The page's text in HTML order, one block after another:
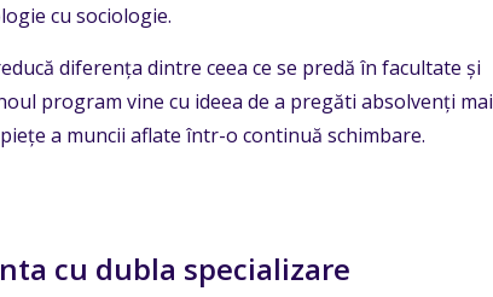
cu sociologie.
diferența dintre ceea ce se predă în facultate și
program vine cu ideea de a pregăti absolvenți mai
a muncii aflate într-o continuă schimbare.
cu dubla specializare